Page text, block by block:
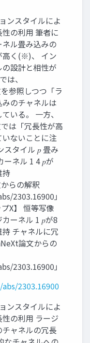
ンスタイルによ
の利用 筆者に
ル畳み込みの
高く(※)、 イン
設計と相性が
は、
参照しつつ「ラ
のチャネルは
いる。 一方、
は「冗長性が高
ないことに注
スタイル 𝑝 畳み
ーネル 1 4 𝑝が
持
らの解釈
2303.16900」
X】 恒等写像
ーネル 1 𝑝が8
チャネルに冗
論文からの
2303.16900」
2303.16900
ンスタイルによ
の利用 ラージ
ャネルの冗長